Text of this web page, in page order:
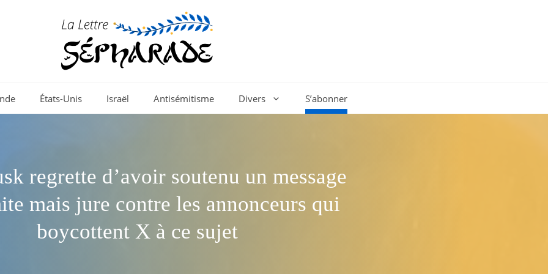
États-Unis Israël Antisémitisme Divers S’abonner
regrette d’avoir soutenu un message
mais jure contre les annonceurs qui
boycottent X à ce sujet